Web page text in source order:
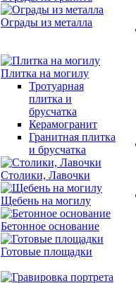
Ограды из металла
Плитка на могилу
Тротуарная
плитка и
брусчатка
Керамогранит
Гранитная плитка
и брусчатка
Столики, Лавочки
Щебень на могилу
Бетонное основание
Готовые площадки